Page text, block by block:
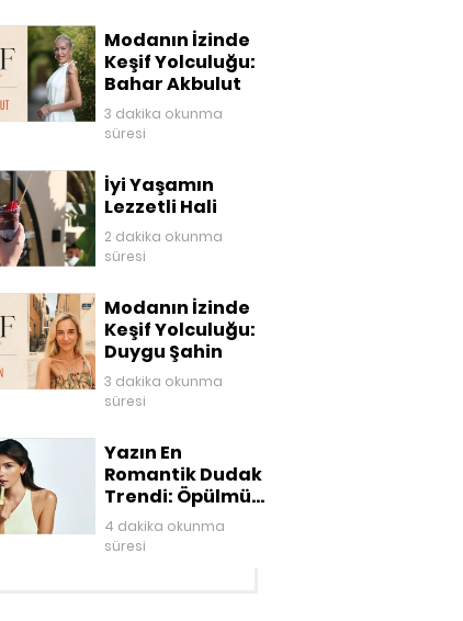
Modanın İzinde
Keşif Yolculuğu:
Bahar Akbulut
3 dakika okunma
süresi
İyi Yaşamın
Lezzetli Hali
2 dakika okunma
süresi
Modanın İzinde
Keşif Yolculuğu:
Duygu Şahin
3 dakika okunma
süresi
Yazın En
Romantik Dudak
Trendi: Öpülmüş
Dudaklar
4 dakika okunma
süresi